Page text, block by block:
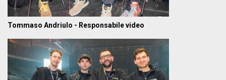
Tommaso Andriulo - Responsabile video